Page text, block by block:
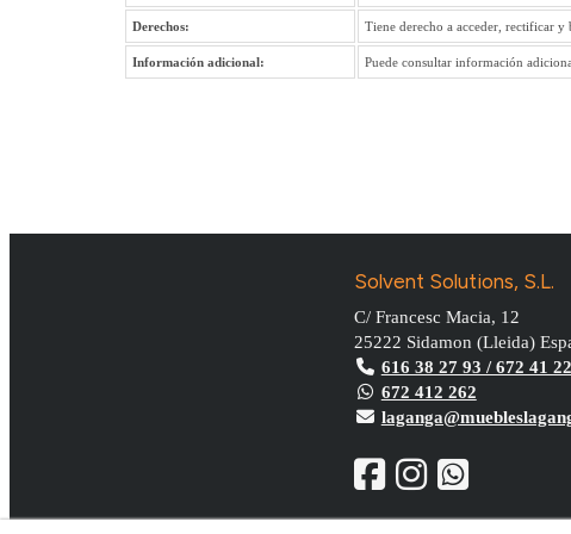
Derechos: Tiene derecho a acceder, rectificar
Información adicional: Puede consultar información
Solvent Solutions, S.L.
C/ Francesc Macia, 12
25222 Sidamon (Lleida)
616 38 27 93 / 672 41
672 412 262